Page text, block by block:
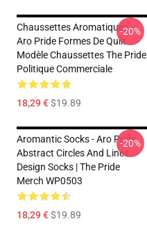
Chaussettes Aromatiques -
Aro Pride Formes De Quilt
Modèle Chaussettes The Pride
Politique Commerciale
18,29 €$19.89
-20%
Aromantic Socks - Aro Pride
Abstract Circles And Lines
Design Socks | The Pride
Merch WP0503
18,29 €$19.89
-20%